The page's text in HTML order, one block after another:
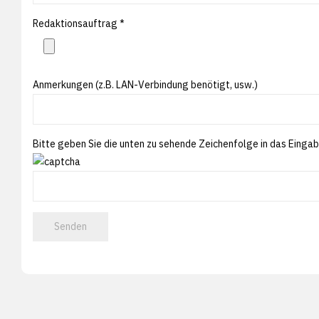
Redaktionsauftrag *
Anmerkungen (z.B. LAN-Verbindung benötigt, usw.)
Bitte geben Sie die unten zu sehende Zeichenfolge in das